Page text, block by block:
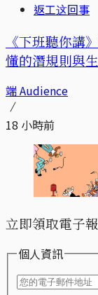
返工这回事
《下班聽你講
懂的潛規則與
端 Audience
18 小時前
立即領取電子報
個人資訊